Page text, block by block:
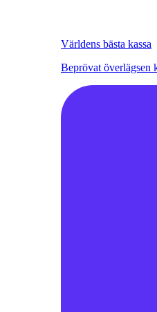
Världens bästa kassa
Beprövat överlägsen